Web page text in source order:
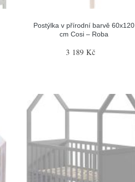
Postýlka v přírodní barvě 60x120
cm Cosi – Roba
3 189 Kč